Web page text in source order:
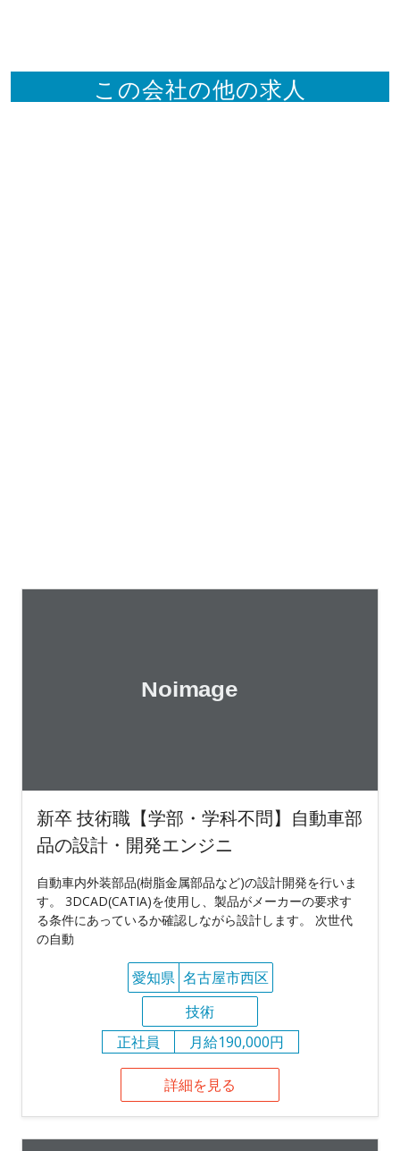
この会社の他の求人
新卒 技術職【学部・学科不問】自動車部
品の設計・開発エンジニ
自動車内外装部品(樹脂金属部品など)の設計開発を行いま
す。 3DCAD(CATIA)を使用し、製品がメーカーの要求す
る条件にあっているか確認しながら設計します。 次世代
の自動
愛知県 名古屋市西区
技術
正社員
月給190,000円
詳細を見る